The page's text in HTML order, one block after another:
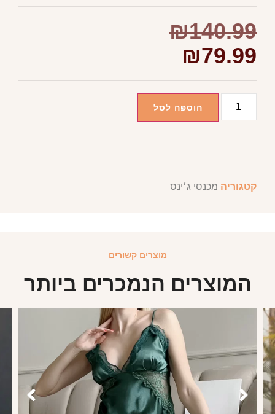
₪140.99
₪79.99
הוספה לסל
קטגוריה מכנסי ג׳ינס
מוצרים קשורים
המוצרים הנמכרים ביותר